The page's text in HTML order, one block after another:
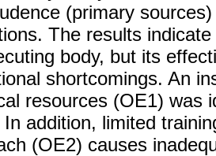
(primary
The results
body, but its
shortcomings. An
resources (OE1) was
addition, limited
(OE2) causes